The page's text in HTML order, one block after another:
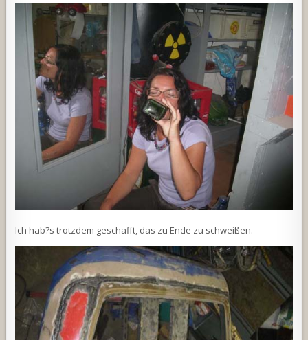
Ich hab?s trotzdem geschafft, das zu Ende zu schweißen.